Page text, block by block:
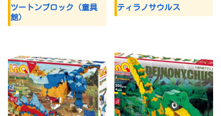
ツートンブロック（童具
館）
ティラノサウルス